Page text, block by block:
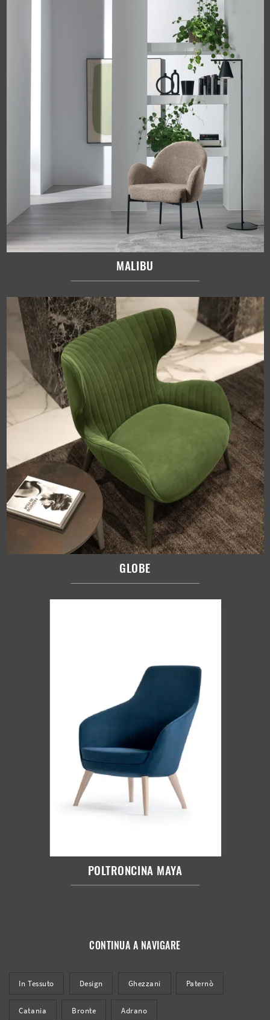
MALIBU
GLOBE
POLTRONCINA MAYA
CONTINUA A NAVIGARE
In Tessuto Design Ghezzani Paternò
Catania Bronte Adrano